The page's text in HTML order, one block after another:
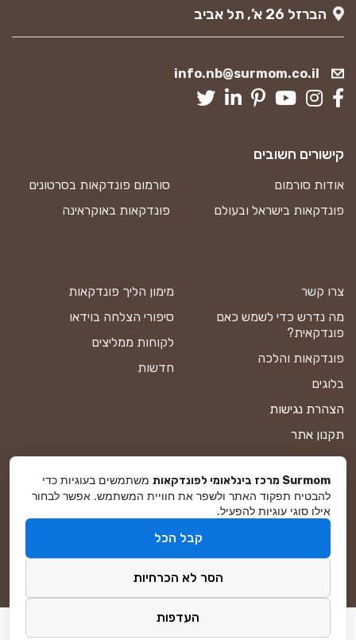
הברזל 26 א’, תל אביב
info.nb@surmom.co.il
צרו קשר
מה נדרש כדי לשמש כאם
פונדקאית?
פונדקאות והלכה
בלוגים
הצהרת נגישות
תקנון אתר
מדיניות פרטיות
מפת אתר
מימון הליך פונדקאות
סיפורי הצלחה בוידאו
לקוחות ממליצים
חדשות
קישורים חשובים
אודות סורמום
סורמום פונדקאות בסרטונים
פונדקאות בישראל ובעולם
פונדקאות באוקראינה
© סורמום All Rights Reserved 2025
פיתוח ושיווק באינטרנט DreamZone
Surmom מרכז בינלאומי לפונדקאות
משתמשים בעוגיות כדי
להבטיח תפקוד האתר ולשפר את חוויית המשתמש. אפשר לבחור
אילו סוגי עוגיות להפעיל.
קבל הכל
הסר לא הכרחיות
העדפות